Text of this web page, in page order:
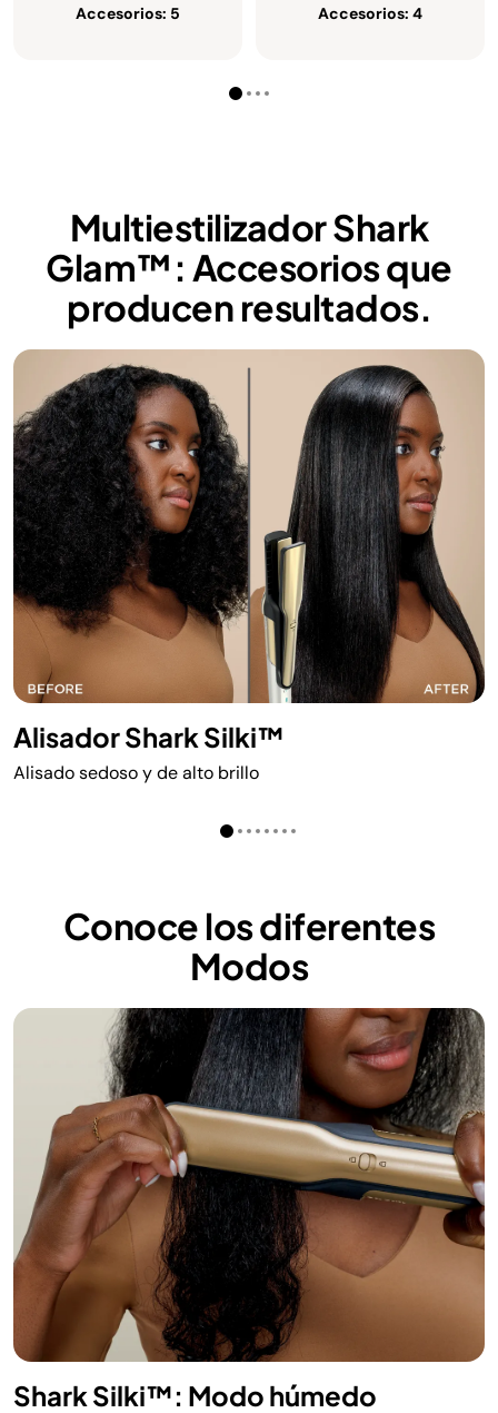
Accesorios: 5 Accesorios: 4
Multiestilizador Shark
Glam™: Accesorios que
producen resultados.
Alisador Shark Silki™
Alisado sedoso y de alto brillo
Conoce los diferentes
Modos
Shark Silki™: Modo húmedo